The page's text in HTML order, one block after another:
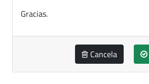
Gracias.
Cancela